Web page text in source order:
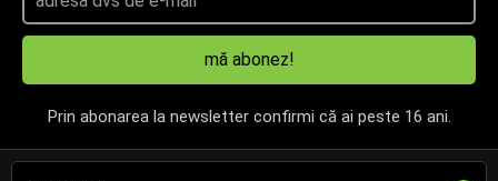
mă abonez!
Prin abonarea la newsletter confirmi că ai peste 16 ani.